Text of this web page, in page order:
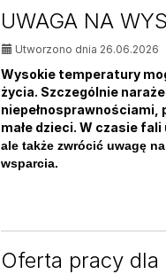
UWAGA NA
Utworzono dnia 26.06.2026
Wysokie temperatury
życia. Szczególnie
niepełnosprawnościami,
małe dzieci. W czasie
ale także zwrócić uwagę
wsparcia.
Oferta pracy dla